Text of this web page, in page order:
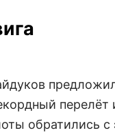
обратились